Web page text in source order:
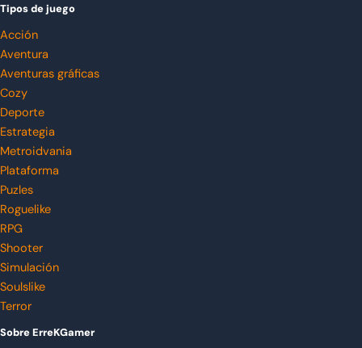
Tipos de juego
Acción
Aventura
Aventuras gráficas
Cozy
Deporte
Estrategia
Metroidvania
Plataforma
Puzles
Roguelike
RPG
Shooter
Simulación
Soulslike
Terror
Sobre ErreKGamer